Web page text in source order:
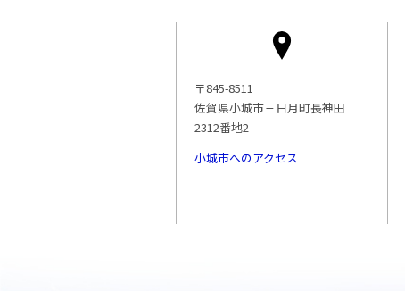
〒845-8511
佐賀県小城市三日月町長神田
2312番地2
小城市へのアクセス